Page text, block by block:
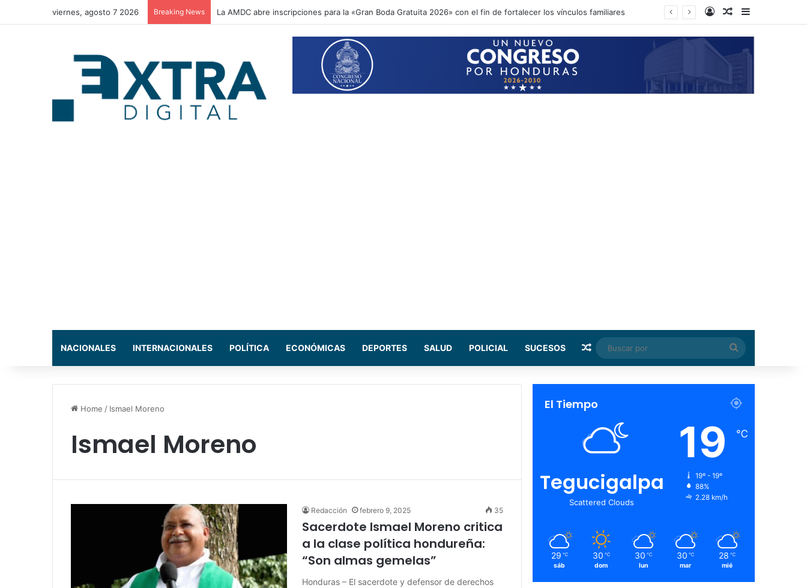
viernes, agosto 7 2026 Breaking News La AMDC abre inscripciones para la «Gran Boda Gratuita 2026» con el fin de fortalecer los vínculos familiares Log InRandom Article
NACIONALES INTERNACIONALES POLÍTICA ECONÓMICAS DEPORTES SALUD POLICIAL SUCESOS Random Article
Buscar
por
Home / Ismael Moreno
Ismael Moreno
Redacción febrero 9, 2025 35
Sacerdote Ismael Moreno critica
a la clase política hondureña:
“Son almas gemelas”
Honduras – El sacerdote y defensor de derechos
El Tiempo
Tegucigalpa
Scattered Clouds
19 ℃
19º - 19º
88%
2.28 km/h
29 ℃
sáb
30 ℃
dom
30 ℃
lun
30 ℃
mar
28 ℃
mié